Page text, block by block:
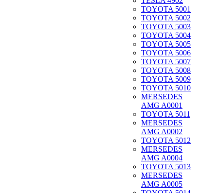
TOYOTA 5001
TOYOTA 5002
TOYOTA 5003
TOYOTA 5004
TOYOTA 5005
TOYOTA 5006
TOYOTA 5007
TOYOTA 5008
TOYOTA 5009
TOYOTA 5010
MERSEDES
AMG A0001
TOYOTA 5011
MERSEDES
AMG A0002
TOYOTA 5012
MERSEDES
AMG A0004
TOYOTA 5013
MERSEDES
AMG A0005